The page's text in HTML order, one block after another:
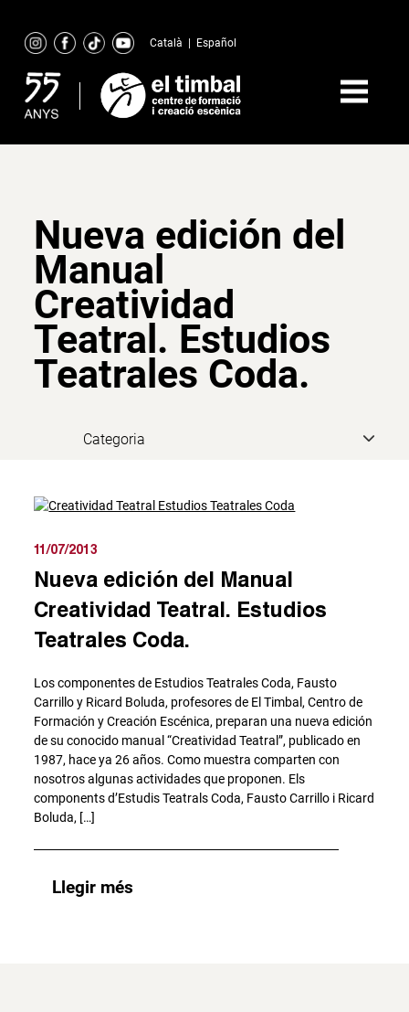
content
Català Español
Nueva edición del
Manual
Creatividad
Teatral. Estudios
Teatrales Coda.
11/07/2013
Nueva edición del Manual
Creatividad Teatral. Estudios
Teatrales Coda.
Los componentes de Estudios Teatrales Coda, Fausto
Carrillo y Ricard Boluda, profesores de El Timbal, Centro de
Formación y Creación Escénica, preparan una nueva edición
de su conocido manual “Creatividad Teatral”, publicado en
1987, hace ya 26 años. Como muestra comparten con
nosotros algunas actividades que proponen. Els
components d’Estudis Teatrals Coda, Fausto Carrillo i Ricard
Boluda, […]
Llegir més